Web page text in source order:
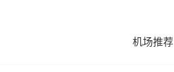
机场推荐